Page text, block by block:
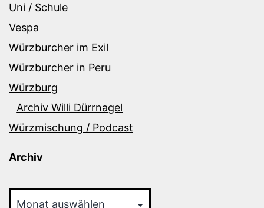
Uni / Schule
Vespa
Würzburcher im Exil
Würzburcher in Peru
Würzburg
Archiv Willi Dürrnagel
Würzmischung / Podcast
Archiv